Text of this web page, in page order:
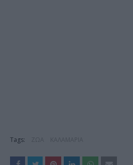
Tags: